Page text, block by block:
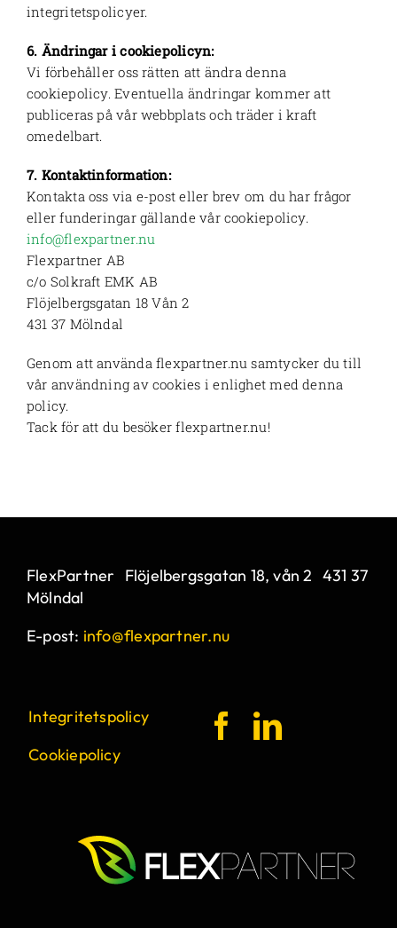
integritetspolicyer.
6. Ändringar i cookiepolicyn:
Vi förbehåller oss rätten att ändra denna
cookiepolicy. Eventuella ändringar kommer att
publiceras på vår webbplats och träder i kraft
omedelbart.
7. Kontaktinformation:
Kontakta oss via e-post eller brev om du har frågor
eller funderingar gällande vår cookiepolicy.
info@flexpartner.nu
Flexpartner AB
c/o Solkraft EMK AB
Flöjelbergsgatan 18 Vån 2
431 37 Mölndal
Genom att använda flexpartner.nu samtycker du till
vår användning av cookies i enlighet med denna
policy.
Tack för att du besöker flexpartner.nu!
FlexPartner Flöjelbergsgatan 18, vån 2 431 37
Mölndal
E-post: info@flexpartner.nu
Integritetspolicy
Cookiepolicy